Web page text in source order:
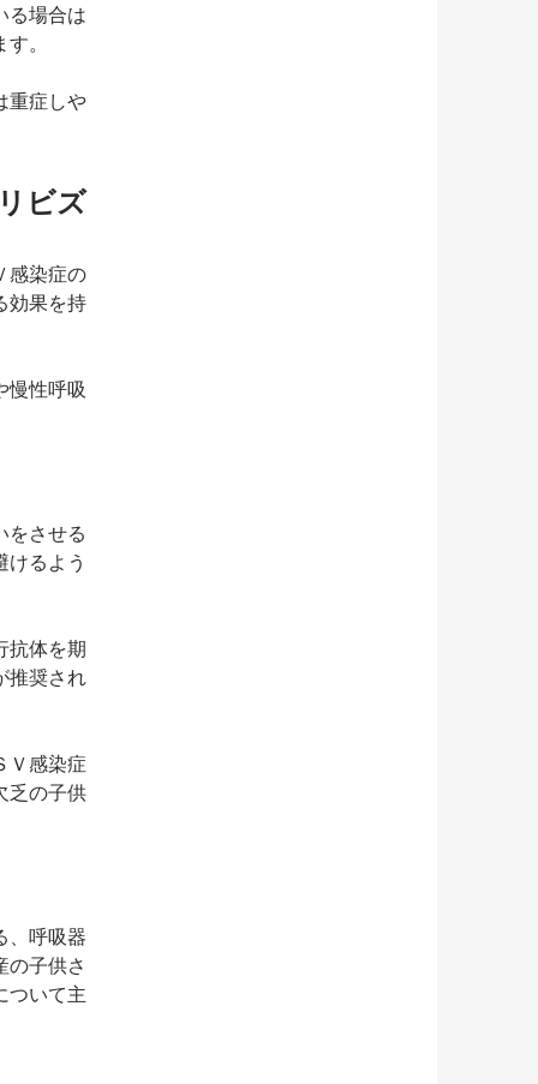
る場合は
。
重症しや
ビズ
感染症の
効果を持
慢性呼吸
をさせる
けるよう
抗体を期
推奨され
Ｖ感染症
乏の子供
、呼吸器
の子供さ
ついて主